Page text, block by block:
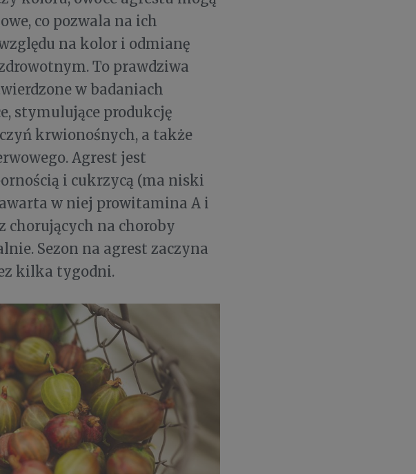
co pozwala na ich
na kolor i odmianę
To prawdziwa
w badaniach
stymulujące produkcję
krwionośnych, a także
Agrest jest
i cukrzycą (ma niski
w niej prowitamina A i
chorujących na choroby
Sezon na agrest zaczyna
kilka tygodni.